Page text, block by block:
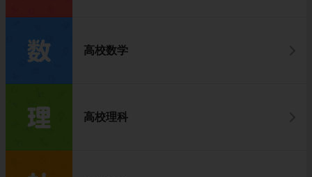
高校数学
高校理科